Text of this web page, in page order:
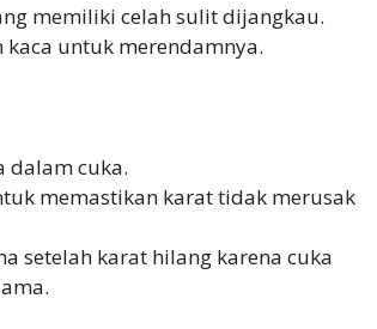
memiliki celah sulit dijangkau.
untuk merendamnya.
dalam cuka.
memastikan karat tidak merusak
setelah karat hilang karena cuka